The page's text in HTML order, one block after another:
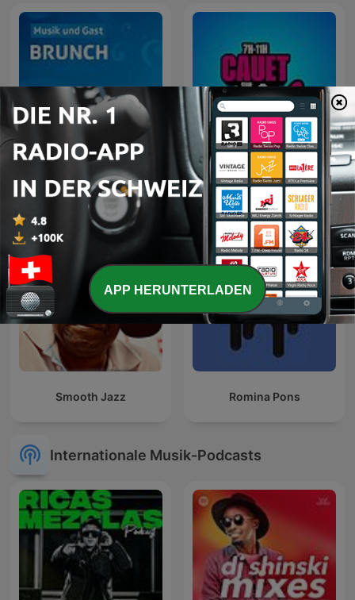
SRF Musikwelle Brunch
Cauet sur Europe 2 -
Heure par Heure
Smooth Jazz Romina Pons
Internationale Musik-Podcasts
APP HERUNTERLADEN